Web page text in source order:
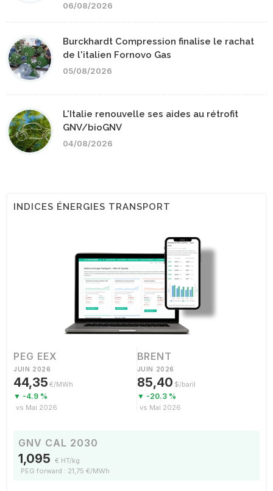
06/08/2026
Burckhardt Compression finalise le rachat
de l'italien Fornovo Gas
05/08/2026
L'Italie renouvelle ses aides au rétrofit
GNV/bioGNV
04/08/2026
INDICES ÉNERGIES TRANSPORT
PEG EEX
JUIN 2026
44,35 €/MWh
▼ -4.9 %
vs Mai 2026
BRENT
JUIN 2026
85,40 $/baril
▼ -20.3 %
vs Mai 2026
GNV CAL 2030
1,095 € HT/kg
PEG forward : 21,75 €/MWh